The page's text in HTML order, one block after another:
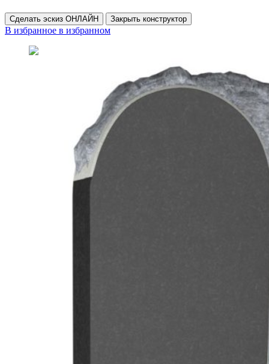
Сделать эскиз ОНЛАЙН Закрыть конструктор
В избранное в избранном